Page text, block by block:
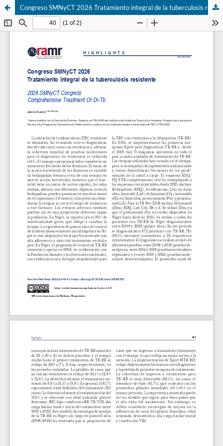
Congreso SMNyCT 2026 Tratamiento integral de la tuberculosis resistente